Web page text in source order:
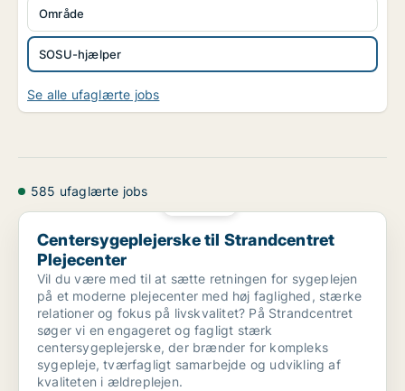
SOSU-hjælper
Område
Se alle ufaglærte jobs
585 ufaglærte jobs
Centersygeplejerske til Strandcentret Plejecenter
Centersygeplejerske til Strandcentret
Plejecenter
Vil du være med til at sætte retningen for sygeplejen
på et moderne plejecenter med høj faglighed, stærke
relationer og fokus på livskvalitet? På Strandcentret
søger vi en engageret og fagligt stærk
centersygeplejerske, der brænder for kompleks
sygepleje, tværfagligt samarbejde og udvikling af
kvaliteten i ældreplejen.